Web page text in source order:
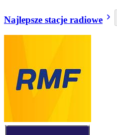
Najlepsze stacje radiowe